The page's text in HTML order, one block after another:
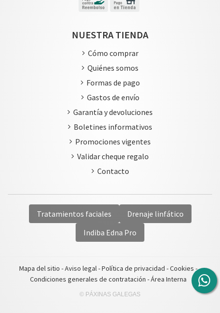
NUESTRA TIENDA
Cómo comprar
Quiénes somos
Formas de pago
Gastos de envío
Garantía y devoluciones
Boletines informativos
Promociones vigentes
Validar cheque regalo
Contacto
Tratamientos faciales
Drenaje linfático
Indiba Edna Pro
Mapa del sitio -Aviso legal-Política de privacidad -Cookies -
Condiciones generales de contratación -Área Interna
© PÁXINAS GALEGAS